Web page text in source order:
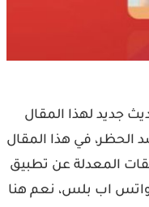
جديد لهذا المقال
الحظر، في هذا المقال
المعدلة عن تطبيق
اب بلس، نعم هنا